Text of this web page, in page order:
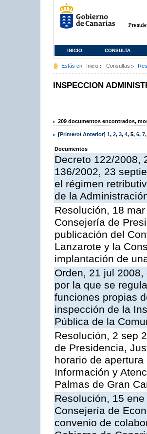
INICIO CONSULTA
Estás en: Inicio Consultas
INSPECCION
209 documentos encontrados,
[Primero/ Anterior] 1, 2, 3, 4, 5, 6, 7,
Documentos
Decreto 122/2008,
136/2002, 23
el régimen
de la
Resolución, 18
Consejería de
publicación del
Lanzarote y la
implantación de
Orden, 21 jul
por la que se
funciones propias
inspección de la
Pública de la
Resolución, 2 sep
de Presidencia,
horario de
Información y
Palmas de Gran
Resolución, 15
Consejería de
convenio de